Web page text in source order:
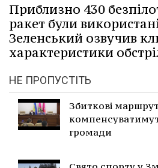
Приблизно 430
ракет були
Зеленський озвучив
характеристики
НЕ ПРОПУСТІТЬ
Збиткові
громади